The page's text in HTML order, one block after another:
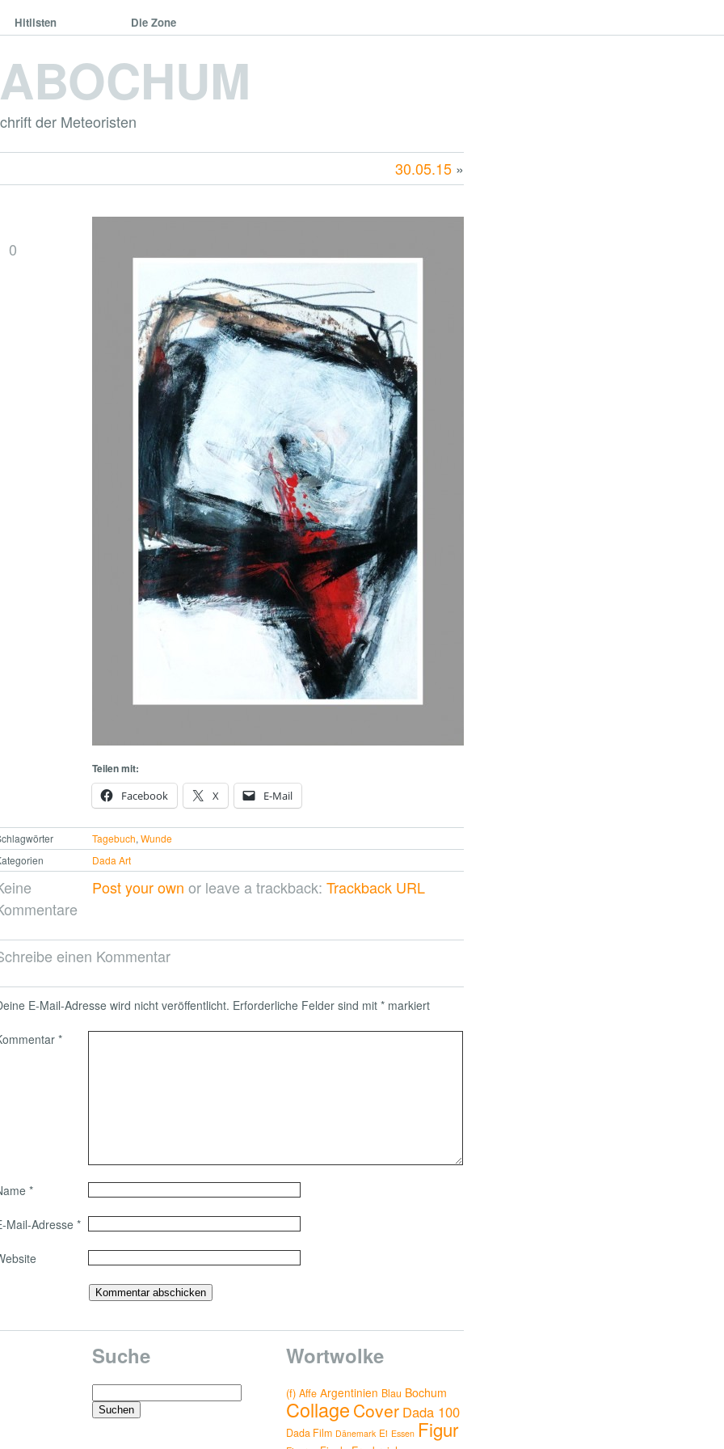
Hitlisten Die Zone
der Meteoristen
30.05.15 »
0
Teilen mit:
Facebook
X E-Mail
Tagebuch,Wunde
Dada Art
Post your own or leave a trackback: Trackback URL
einen Kommentar
E-Mail-Adresse wird nicht veröffentlicht. Erforderliche Felder sind mit * markiert
*
*
Mail-Adresse *
Suche
Suchen
nach:
Wortwolke
(f) Affe Argentinien Blau Bochum
Collage Cover Dada 100
Dada Film Dänemark Ei Essen Figur